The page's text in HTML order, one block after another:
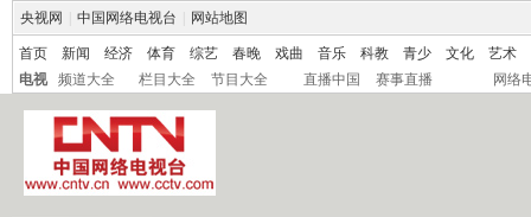
央视网 中国网络电视台 网站地图
首页 新闻 经济 体育 综艺 春晚 戏曲 音乐 科教 青少 文化
艺术
电视
频道大全 栏目大全 节目大全 直播中国 赛事直播 网络